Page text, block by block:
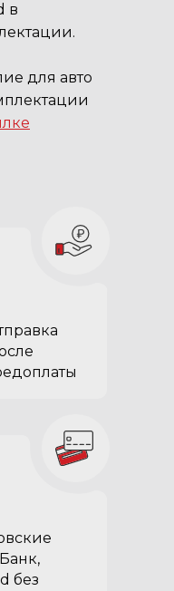
в
для авто
без